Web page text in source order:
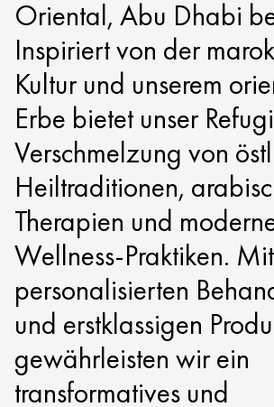
Oriental, Abu Dhabi
Inspiriert von der
Kultur und unserem
Erbe bietet unser
Verschmelzung von
Heiltraditionen,
Therapien und
Wellness-Praktiken. Mit
personalisierten
und erstklassigen
gewährleisten wir ein
transformatives und